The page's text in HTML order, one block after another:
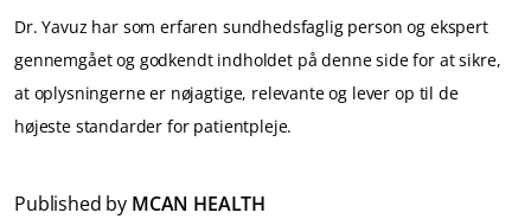
dig.
indtager alkohol igen.
Bemærk:Vær opmærksom på, at hver persons krop og
reaktioner er forskellige. Vær derfor tålmodig i
helingsperioden og følg instruktionerne fra din kirurg
Dr. Yavuz har som erfaren sundhedsfaglig person og ekspert
gennemgået og godkendt indholdet på denne side for at sikre,
at oplysningerne er nøjagtige, relevante og lever op til de
højeste standarder for patientpleje.
Published by MCAN HEALTH